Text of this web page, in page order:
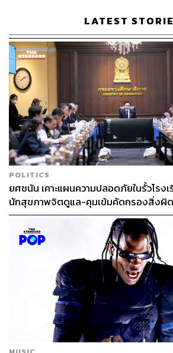
ภาพ: Warner Bros. Pictures
TAGS: Amazon Studios
Viola Davis
ภาพยนตร์ต่างประเทศ
Air
Chris Tucker
ภาพยนตร์
Chris
Ben Affleck
Matt Damon
ABOUT THE
สุพัฒน์ ศิวะพรพันธ์
Content Creator ผู้ห
วัฒนธรรมของประเท
LATEST
POLITICS
ยศชนัน เคาะแผนความปลอดภัยในรั้วโรง
นักสุขภาพจิตดูแล-คุมเข้มคัดกรองสิ่งผิ